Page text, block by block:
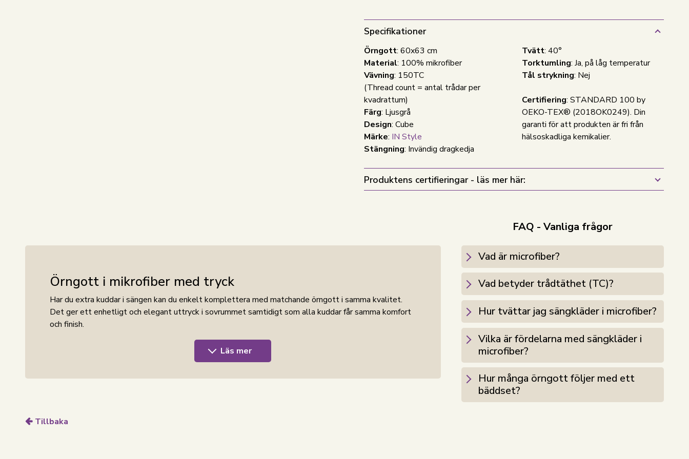
Specifikationer
Örngott: 60x63 cm
Material: 100% mikrofiber
Vävning: 150TC
(Thread count = antal trådar per
kvadrattum)
Färg: Ljusgrå
Design: Cube
Märke: IN Style
Stängning: Invändig dragkedja
Tvätt: 40°
Torktumling: Ja, på låg temperatur
Tål strykning: Nej
Certifiering: STANDARD 100 by
OEKO-TEX® (2018OK0249). Din
garanti för att produkten är fri från
hälsoskadliga kemikalier.
Produktens certifieringar - läs mer här:
Örngott i mikrofiber med tryck
Har du extra kuddar i sängen kan du enkelt komplettera med matchande örngott i samma kvalitet.
Det ger ett enhetligt och elegant uttryck i sovrummet samtidigt som alla kuddar får samma komfort
och finish.
Örngottet är tillverkat i mikrofiber med en klassisk vävning och tryckt mönster. Materialet är känt för
sin släta och behagliga yta som känns mjuk mot huden och ger en bekväm nattsömn. Samtidigt har
Örngottet stängs med en invändig dragkedja som säkerställer att kudden håller sig på plats. Cube-
Läs mer
FAQ - Vanliga frågor
Vad är microfiber?
Vad betyder trådtäthet (TC)?
Hur tvättar jag sängkläder i microfiber?
Vilka är fördelarna med sängkläder i
microfiber?
Hur många örngott följer med ett
bäddset?
Tillbaka